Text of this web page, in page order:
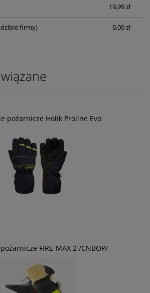
19,99 zł
firmy) 0,00 zł
pożarnicze Holik Proline Evo
FIRE-MAX 2 /CNBOP/